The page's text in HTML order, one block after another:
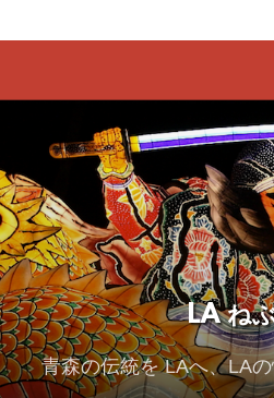
LAねぶた
豊島会長からのメッセージ
スポンサーシップ
2026 スポンサー
2025 Sponsor
LA ね
青森の伝統を LAへ、LA